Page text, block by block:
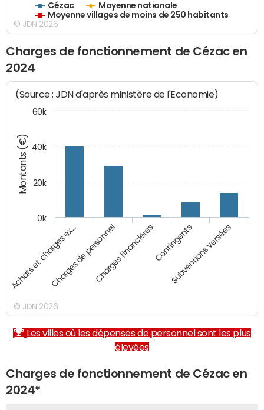
Cézac
Moyenne nationale
Moyenne villages de moins de 250 habitants
© JDN 2026
Charges de fonctionnement de Cézac en
2024
Montants (€)
(Source : JDN d'après ministère de l'Economie)
Achats et charges ex…Charges de personnelCharges financièresContingents
Subventions versées
0k
20k
40k
60k
© JDN 2026
Les villes où les dépenses de personnel sont les plus
élevées
Charges de fonctionnement de Cézac en
2024*